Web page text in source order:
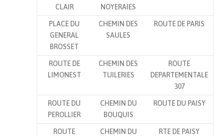
CLAIR
NOYERAIES
PLACE DU
GENERAL
BROSSET
CHEMIN DES
SAULES
ROUTE DE PARIS
ROUTE DE
LIMONEST
CHEMIN DES
TUILERIES
ROUTE
DEPARTEMENTALE
307
ROUTE DU
PEROLLIER
CHEMIN DU
BOUQUIS
ROUTE DU PAISY
ROUTE
CHEMIN DU
RTE DE PAISY